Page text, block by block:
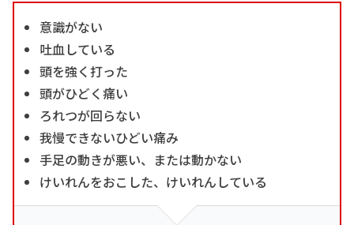
意識がない
吐血している
頭を強く打った
頭がひどく痛い
ろれつが回らない
我慢できないひどい痛み
手足の動きが悪い、または動かない
けいれんをおこした、けいれんしている